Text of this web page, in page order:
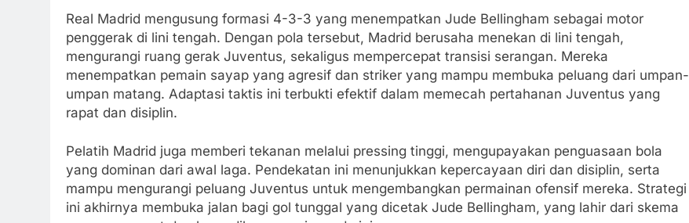
Real Madrid mengusung formasi 4-3-3 yang menempatkan Jude Bellingham sebagai motor
penggerak di lini tengah. Dengan pola tersebut, Madrid berusaha menekan di lini tengah,
mengurangi ruang gerak Juventus, sekaligus mempercepat transisi serangan. Mereka
menempatkan pemain sayap yang agresif dan striker yang mampu membuka peluang dari umpan-
umpan matang. Adaptasi taktis ini terbukti efektif dalam memecah pertahanan Juventus yang
rapat dan disiplin.
Pelatih Madrid juga memberi tekanan melalui pressing tinggi, mengupayakan penguasaan bola
yang dominan dari awal laga. Pendekatan ini menunjukkan kepercayaan diri dan disiplin, serta
mampu mengurangi peluang Juventus untuk mengembangkan permainan ofensif mereka. Strategi
ini akhirnya membuka jalan bagi gol tunggal yang dicetak Jude Bellingham, yang lahir dari skema